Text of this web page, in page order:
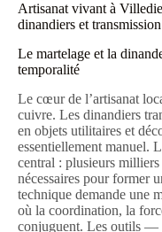
Artisanat vivant à
dinandiers et
Le martelage et la
temporalité
Le cœur de l’artisanat
cuivre. Les dinandiers
en objets utilitaires et
essentiellement manuel.
central : plusieurs
nécessaires pour former
technique demande une
où la coordination, la
conjuguent. Les outils —